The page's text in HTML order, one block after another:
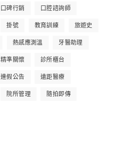
口碑行銷 口腔諮詢師
掛號 教育訓練 旅遊史
熱感應測溫 牙醫助理
精準關懷 診所櫃台
連假公告 遠距醫療
院所管理 隨拍即傳